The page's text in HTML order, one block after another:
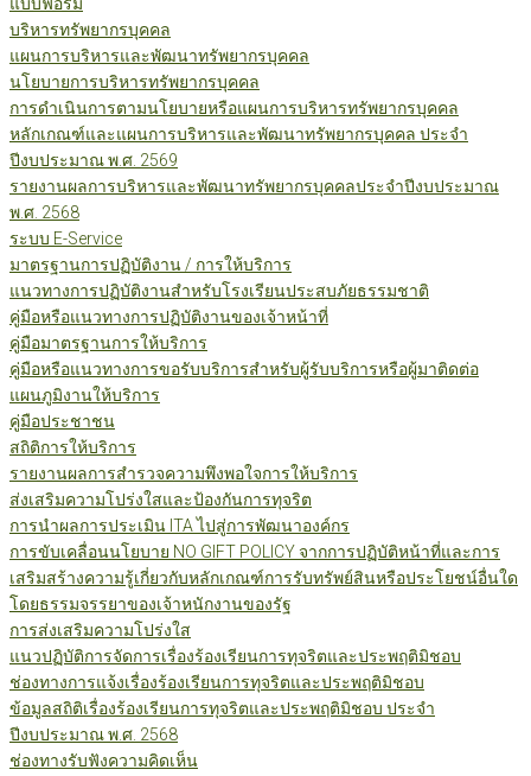
บริหารทรัพยากรบุคคล
แผนการบริหารและพัฒนาทรัพยากรบุคคล
นโยบายการบริหารทรัพยากรบุคคล
การดำเนินการตามนโยบายหรือแผนการบริหารทรัพยากรบุคคล
หลักเกณฑ์และแผนการบริหารและพัฒนาทรัพยากรบุคคล ประจำ
ปีงบประมาณ พ.ศ. 2569
รายงานผลการบริหารและพัฒนาทรัพยากรบุคคลประจำปีงบประมาณ
พ.ศ. 2568
ระบบ E-Service
มาตรฐานการปฏิบัติงาน / การให้บริการ
แนวทางการปฏิบัติงานสำหรับโรงเรียนประสบภัยธรรมชาติ
คู่มือหรือแนวทางการปฏิบัติงานของเจ้าหน้าที่
คู่มือมาตรฐานการให้บริการ
คู่มือหรือแนวทางการขอรับบริการสำหรับผู้รับบริการหรือผู้มาติดต่อ
แผนภูมิงานให้บริการ
คู่มือประชาชน
สถิติการให้บริการ
รายงานผลการสำรวจความพึงพอใจการให้บริการ
ส่งเสริมความโปร่งใสและป้องกันการทุจริต
การนำผลการประเมิน ITA ไปสู่การพัฒนาองค์กร
การขับเคลื่อนนโยบาย NO GIFT POLICY จากการปฏิบัติหน้าที่และการ
เสริมสร้างความรู้เกี่ยวกับหลักเกณฑ์การรับทรัพย์สินหรือประโยชน์อื่นใด
โดยธรรมจรรยาของเจ้าหนักงานของรัฐ
การส่งเสริมความโปร่งใส
แนวปฏิบัติการจัดการเรื่องร้องเรียนการทุจริตและประพฤติมิชอบ
ช่องทางการแจ้งเรื่องร้องเรียนการทุจริตและประพฤติมิชอบ
ข้อมูลสถิติเรื่องร้องเรียนการทุจริตและประพฤติมิชอบ ประจำ
ปีงบประมาณ พ.ศ. 2568
ช่องทางรับฟังความคิดเห็น